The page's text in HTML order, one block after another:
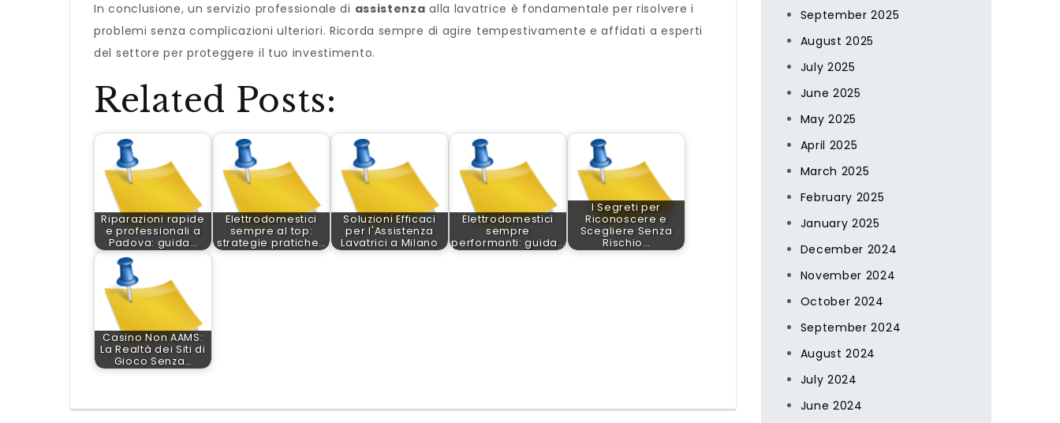
In conclusione, un servizio professionale di assistenza alla lavatrice è fondamentale per risolvere i
problemi senza complicazioni ulteriori. Ricorda sempre di agire tempestivamente e affidati a esperti
del settore per proteggere il tuo investimento.
Related Posts:
Riparazioni rapide
e professionali a
Padova: guida…
Elettrodomestici
sempre al top:
strategie pratiche…
Soluzioni Efficaci
per l'Assistenza
Lavatrici a Milano
Elettrodomestici
sempre
performanti: guida…
I Segreti per
Riconoscere e
Scegliere Senza
Rischio…
Casino Non AAMS:
La Realtà dei Siti di
Gioco Senza…
September 2025
August 2025
July 2025
June 2025
May 2025
April 2025
March 2025
February 2025
January 2025
December 2024
November 2024
October 2024
September 2024
August 2024
July 2024
June 2024